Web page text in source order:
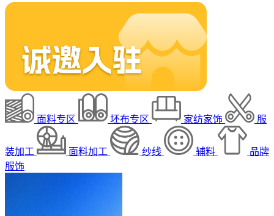
面料专区 坯布专区 家纺家饰 服
装加工 面料加工 纱线 辅料
品牌
服饰